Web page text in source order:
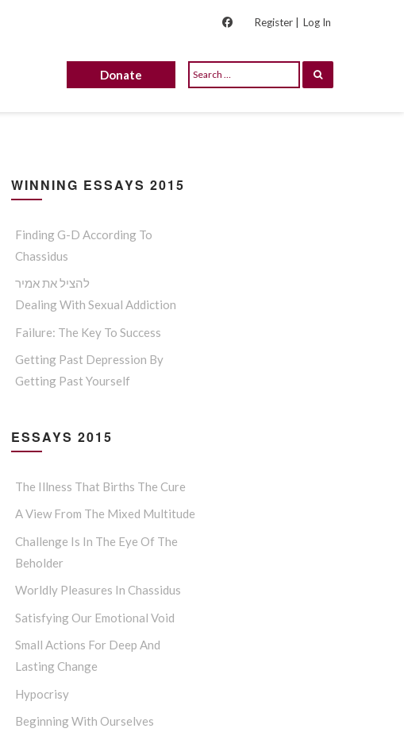
Register | Log In
Donate
WINNING ESSAYS 2015
Finding G-D According To
Chassidus
להציל את אמיר
Dealing With Sexual Addiction
Failure: The Key To Success
Getting Past Depression By
Getting Past Yourself
ESSAYS 2015
The Illness That Births The Cure
A View From The Mixed Multitude
Challenge Is In The Eye Of The
Beholder
Worldly Pleasures In Chassidus
Satisfying Our Emotional Void
Small Actions For Deep And
Lasting Change
Hypocrisy
Beginning With Ourselves